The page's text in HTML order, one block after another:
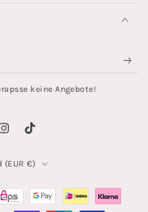
keine Angebote!
Instagram
TikTok
(EUR €)